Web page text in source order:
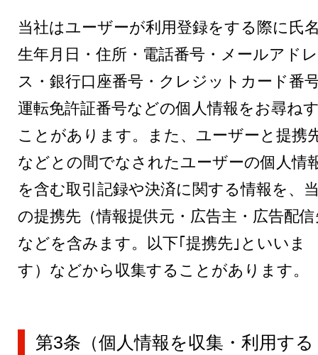
当社はユーザーが利用登録をする際に氏
生年月日・住所・電話番号・メールアドレ
ス・銀行口座番号・クレジットカード番
運転免許証番号などの個人情報をお尋ね
ことがあります。また、ユーザーと提携
などとの間でなされたユーザーの個人情
を含む取引記録や決済に関する情報を、
の提携先（情報提供元・広告主・広告配
などを含みます。以下｢提携先｣といいま
す）などから収集することがあります。
第3条（個人情報を収集・利用する